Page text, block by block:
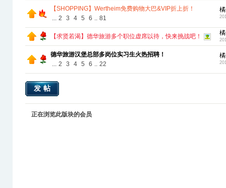
【SHOPPING】Wertheim免费购物大巴&VIP折上折！
... 2 3 4 5 6 .. 81
【求贤若渴】德华旅游多个职位虚席以待，快来挑战吧！
德华旅游汉堡总部多岗位实习生火热招聘！
... 2 3 4 5 6 .. 22
发帖
正在浏览此版块的会员